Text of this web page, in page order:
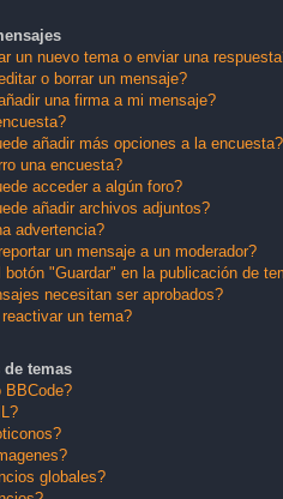
un nuevo tema o enviar una
o borrar un mensaje?
una firma a mi mensaje?
añadir más opciones a la encuesta?
una encuesta?
acceder a algún foro?
añadir archivos adjuntos?
advertencia?
un mensaje a un moderador?
"Guardar" en la publicación de
necesitan ser aprobados?
un tema?
temas
BBCode?
globales?